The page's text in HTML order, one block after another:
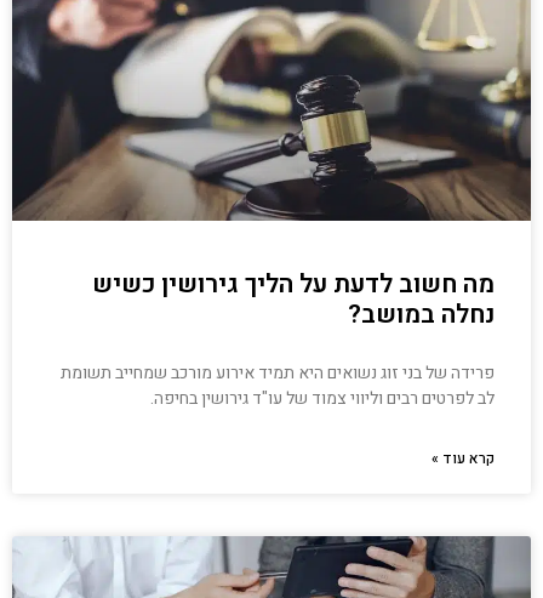
מה חשוב לדעת על הליך גירושין כשיש
נחלה במושב?
פרידה של בני זוג נשואים היא תמיד אירוע מורכב שמחייב תשומת
לב לפרטים רבים וליווי צמוד של עו"ד גירושין בחיפה.
קרא עוד »